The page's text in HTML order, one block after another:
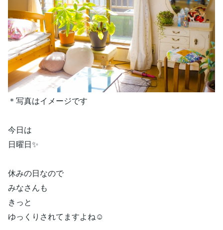
＊写真はイメージです
今日は
日曜日✨
休みの日なので
みなさんも
きっと
ゆっくりされてますよね☺️